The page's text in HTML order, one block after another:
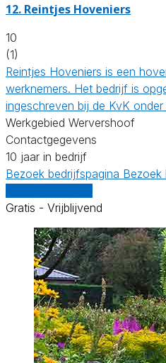
12. Reintjes Hoveniers
10
(1)
Reintjes Hoveniers is een
werknemers. Het bedrijf is
ingeschreven bij de KvK
Werkgebied Wervershoof
Contactgegevens
10 jaar in bedrijf
Bezoek bedrijfspagina Bezoek
Gratis - Vrijblijvend